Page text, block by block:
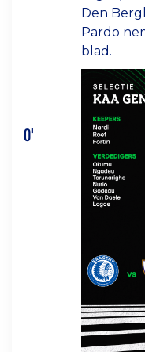
0'
Den
Pardo
blad.